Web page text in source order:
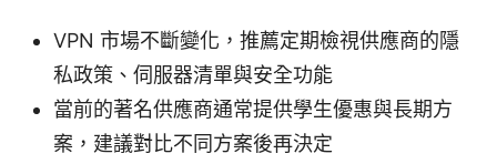
VPN 市場不斷變化，推薦定期檢視供應商的隱
私政策、伺服器清單與安全功能
當前的著名供應商通常提供學生優惠與長期方
案，建議對比不同方案後再決定